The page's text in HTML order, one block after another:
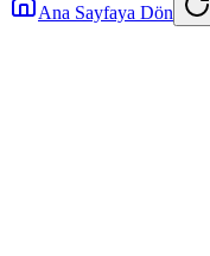
Ana Sayfaya Dön